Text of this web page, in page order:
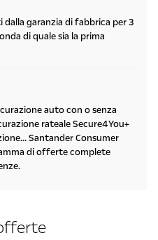
garanzia di fabbrica per 3
di quale sia la prima
auto con o senza
rateale Secure4You+
Santander Consumer
di offerte complete